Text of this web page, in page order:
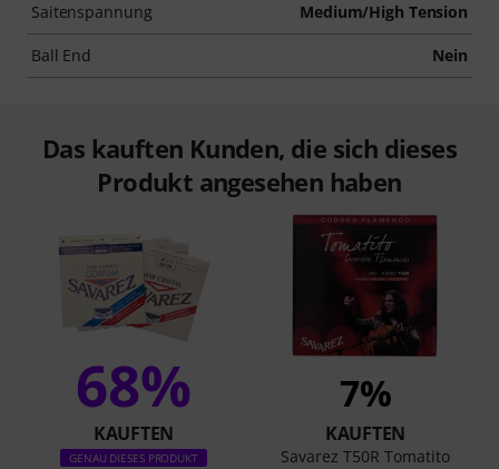
Saitenspannung Medium/High Tension
Ball End Nein
Das kauften Kunden, die sich dieses
Produkt angesehen haben
68%
KAUFTEN
GENAU DIESES PRODUKT
7%
KAUFTEN
Savarez T50R Tomatito